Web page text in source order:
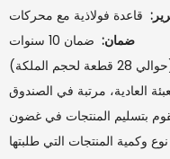
ضمان: ضمان 10 سنوات
العادية، مرتبة في الصندوق
بتسليم المنتجات في غضون